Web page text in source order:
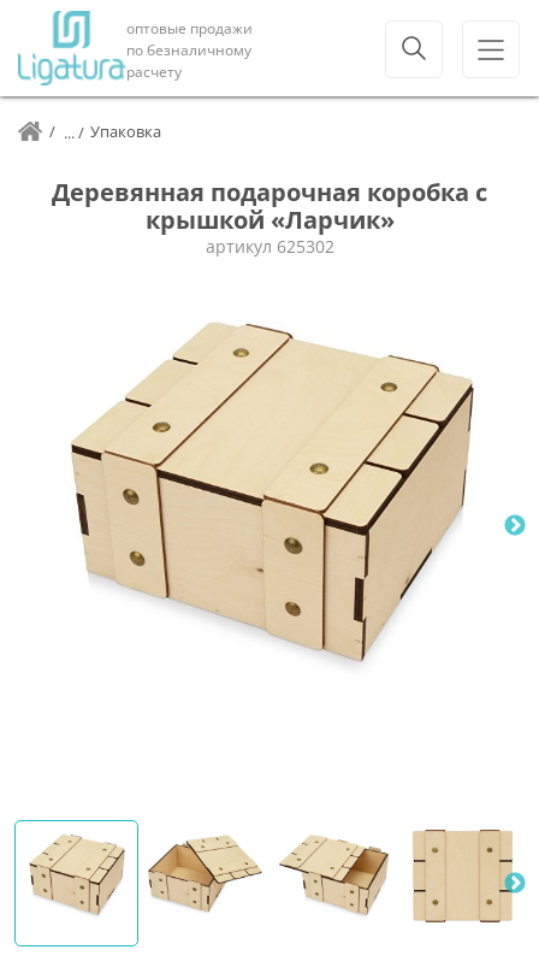
оптовые продажи
по безналичному
расчету
Упаковка
Деревянная подарочная коробка с
крышкой «Ларчик»
артикул 625302